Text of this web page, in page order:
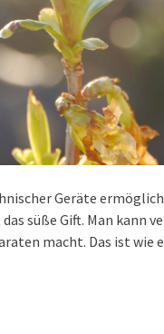
Geräte
süße Gift. Man kann
macht. Das ist